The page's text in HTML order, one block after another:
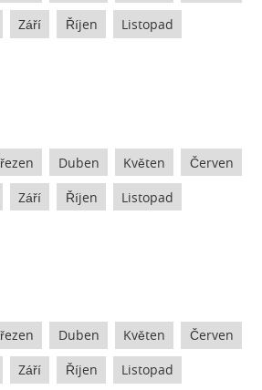
Září Říjen Listopad
Duben Květen Červen
Září Říjen Listopad
Duben Květen Červen
Září Říjen Listopad